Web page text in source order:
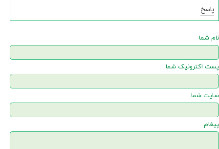
پاسخ
نام شما
پست اکترونیک شما
سایت شما
پیغام